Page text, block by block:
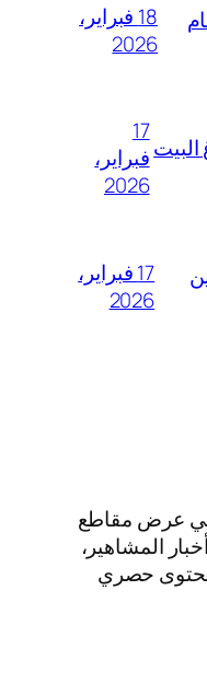
18 فبراير،
2026
البيت
17
فبراير،
2026
17 فبراير،
2026
عرض مقاطع
المشاهير،
حصري